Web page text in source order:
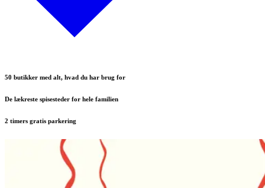
50 butikker med alt, hvad du har brug for
De lækreste spisesteder for hele familien
2 timers gratis parkering